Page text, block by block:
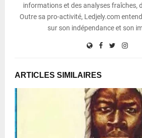
informations et des analyses fraîches,
Outre sa pro-activité, Ledjely.com
sur son indépendance et son
ARTICLES SIMILAIRES